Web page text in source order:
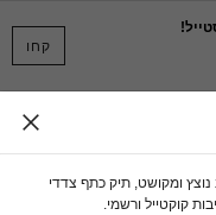
קחו
ומקושט, תיק כתף צדדי
קוקטייל ורשמי.